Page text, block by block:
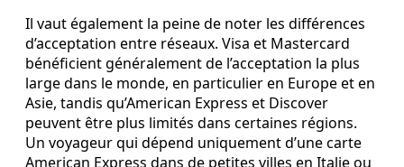
Il vaut également la peine de noter les différences
d’acceptation entre réseaux. Visa et Mastercard
bénéficient généralement de l’acceptation la plus
large dans le monde, en particulier en Europe et en
Asie, tandis qu’American Express et Discover
peuvent être plus limités dans certaines régions.
Un voyageur qui dépend uniquement d’une carte
American Express dans de petites villes en Italie ou